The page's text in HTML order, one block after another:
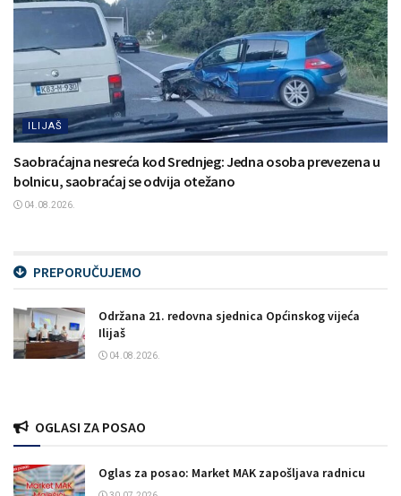
ILIJAŠ
Saobraćajna nesreća kod Srednjeg: Jedna osoba prevezena u
bolnicu, saobraćaj se odvija otežano
04.08.2026.
PREPORUČUJEMO
Održana 21. redovna sjednica Općinskog vijeća
Ilijaš
04.08.2026.
OGLASI ZA POSAO
Oglas za posao: Market MAK zapošljava radnicu